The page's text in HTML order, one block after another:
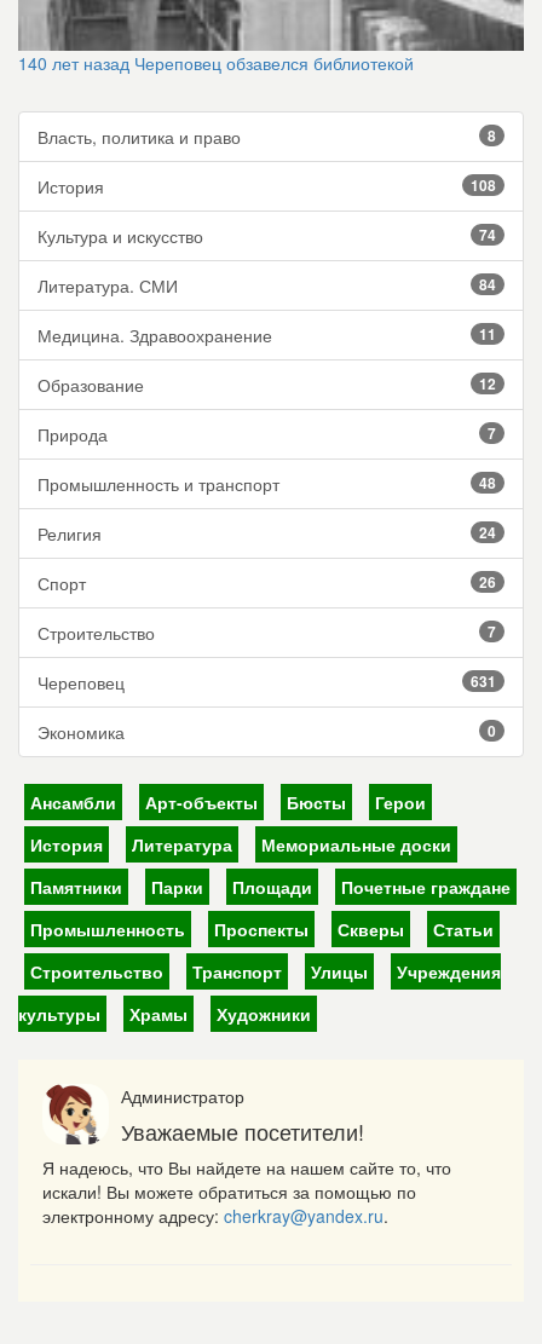
140 лет назад Череповец обзавелся библиотекой
Власть, политика и право 8
История 108
Культура и искусство 74
Литература. СМИ 84
Медицина. Здравоохранение 11
Образование 12
Природа 7
Промышленность и транспорт 48
Религия 24
Спорт 26
Строительство 7
Череповец 631
Экономика 0
Ансамбли Арт-объекты Бюсты
Герои
История
Литература
Мемориальные доски
Памятники
Парки Площади
Почетные граждане
Промышленность
Проспекты Скверы
Статьи
Строительство
Транспорт Улицы
Учреждения
культуры
Храмы Художники
Администратор
Уважаемые посетители!
Я надеюсь, что Вы найдете на нашем сайте то, что
искали! Вы можете обратиться за помощью по
электронному адресу: cherkray@yandex.ru.